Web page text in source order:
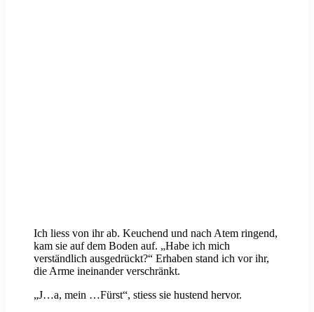
Ich liess von ihr ab. Keuchend und nach Atem ringend,
kam sie auf dem Boden auf. „Habe ich mich
verständlich ausgedrückt?“ Erhaben stand ich vor ihr,
die Arme ineinander verschränkt.
„J…a, mein …Fürst“, stiess sie hustend hervor.